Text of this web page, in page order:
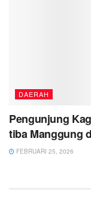
DAERAH
Pengunjung
tiba Manggung
FEBRUARI 25, 2026